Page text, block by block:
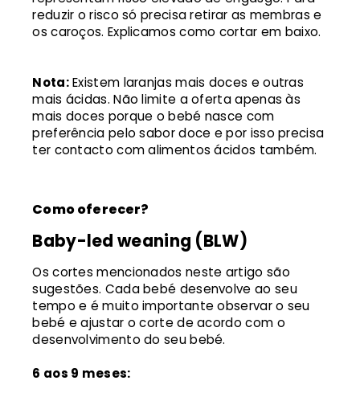
reduzir o risco só precisa retirar as membras e
os caroços. Explicamos como cortar em baixo.
Nota:Existem laranjas mais doces e outras
mais ácidas. Não limite a oferta apenas às
mais doces porque o bebé nasce com
preferência pelo sabor doce e por isso precisa
ter contacto com alimentos ácidos também.
Como oferecer?
Baby-led weaning (BLW)
Os cortes mencionados neste artigo são
sugestões. Cada bebé desenvolve ao seu
tempo e é muito importante observar o seu
bebé e ajustar o corte de acordo com o
desenvolvimento do seu bebé.
6 aos 9 meses: